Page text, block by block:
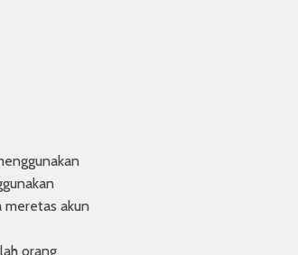
meretas akun
orang